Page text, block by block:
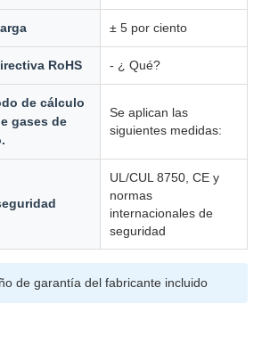
± 5 por ciento
RoHS - ¿ Qué?
de cálculo
gases de
Se aplican las
siguientes medidas:
UL/CUL 8750, CE y
normas
internacionales de
seguridad
de garantía del fabricante incluido